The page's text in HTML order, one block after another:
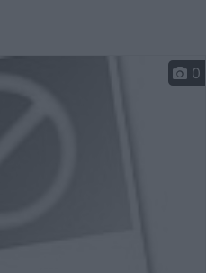
0